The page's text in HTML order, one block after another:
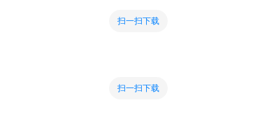
扫一扫下载
扫一扫下载